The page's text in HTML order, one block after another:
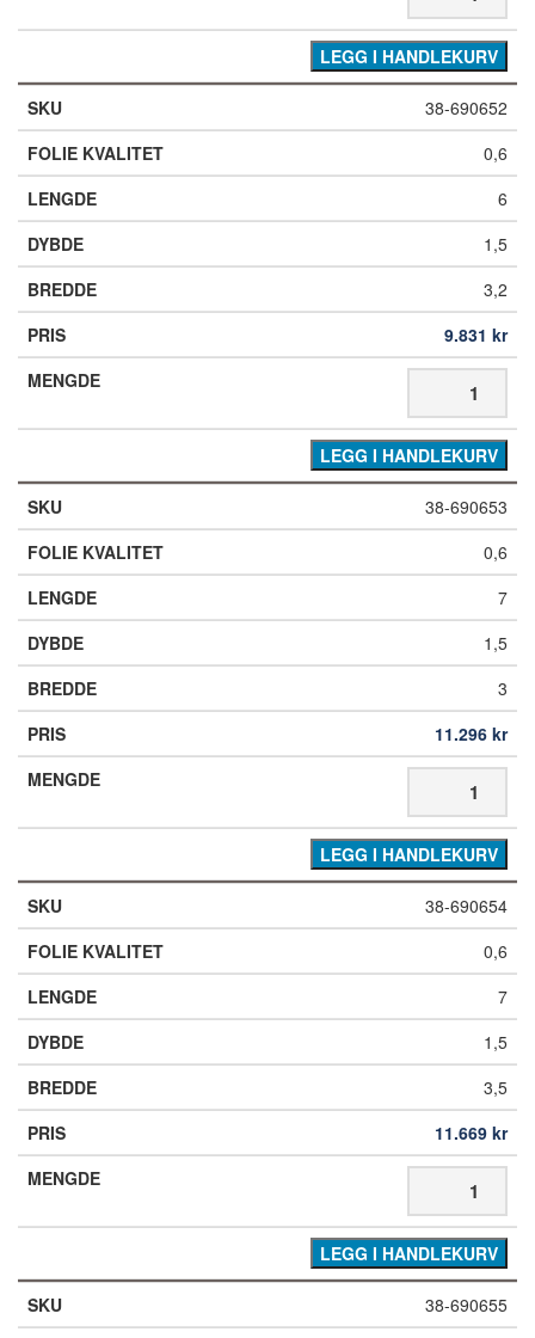
LEGG I HANDLEKURV
38-690652
0,6
6
1,5
3,2
9.831 kr
LEGG I HANDLEKURV
38-690653
0,6
7
1,5
3
11.296 kr
LEGG I HANDLEKURV
38-690654
0,6
7
1,5
3,5
11.669 kr
LEGG I HANDLEKURV
38-690655